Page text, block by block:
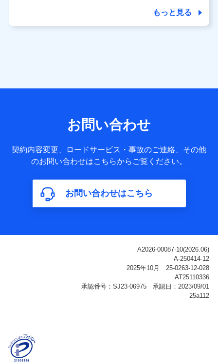
個人データは、こちら の利用目的の範囲内に限って共同利
用します。
サービス提供等を通じて取得した、以下の情報などの個人デ
基本情報
氏名、電話番号、メールアドレス、お客さまの識別子、
属性、連絡先、dポイントサービスのご利用に関する情
構成、住所、dポイント残高、dポイント利用履歴などが
含まれます。
利用情報
ご契約状態・ご利用履歴インターネット利用時の行動に
関する情報、アプリケーション利用時の行動に関する情
報、購入されたサービスや商品の名称・購入場所・決済
に関する情報、アンケートの回答に関する情報などが含
名、住所、生年月日、性別、保険契約者と被保険者の関
係、保険加入の目的、保険商品の内容、保険料、保険料
のお支払方法、車のメーカーや走行距離などの情報、建
もっと見る
お問い合わせ
契約内容変更、ロードサービス・事故のご連絡、その他
のお問い合わせはこちらからご覧ください。
お問い合わせはこちら